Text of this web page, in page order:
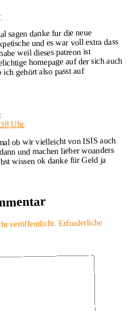
sagen danke fur die neue
und es war voll extra dass
weil dieses patreon ist
homepage auf der sich auch
gehört also passt auf
Uhr
ob wir vielleicht von ISIS auch
und machen lieber woanders
wissen ok danke für Geld ja
veröffentlicht. Erforderliche